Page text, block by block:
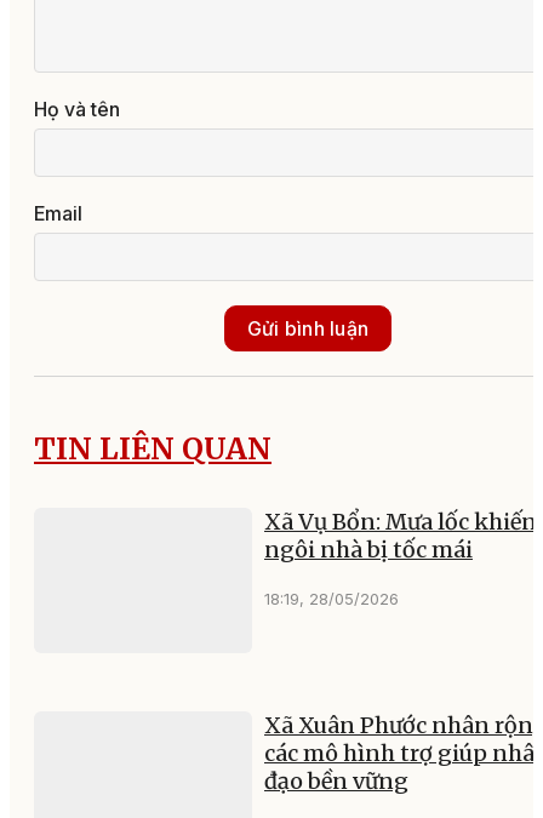
Họ và tên
Email
Gửi bình luận
TIN LIÊN QUAN
Xã Vụ Bổn: Mưa lốc khiến
ngôi nhà bị tốc mái
18:19, 28/05/2026
Xã Xuân Phước nhân
các mô hình trợ giúp
đạo bền vững